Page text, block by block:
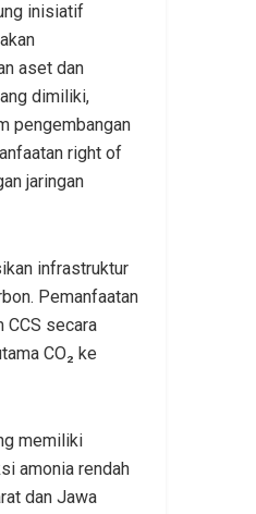
inisiatif
aset dan
dimiliki,
pengembangan
right of
jaringan
infrastruktur
Pemanfaatan
CCS secara
CO₂ ke
memiliki
amonia rendah
dan Jawa